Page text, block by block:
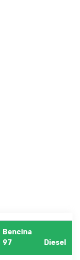
Bencina
97
Diesel